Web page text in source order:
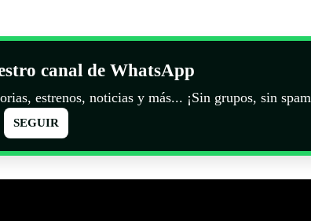
canal de WhatsApp
estrenos, noticias y más... ¡Sin grupos, sin
SEGUIR